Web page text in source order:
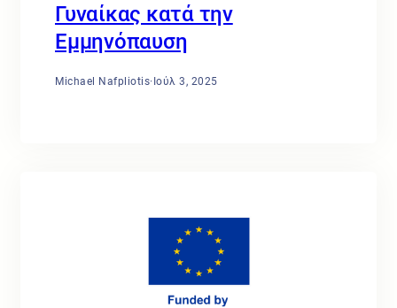
Γυναίκας κατά την
Εμμηνόπαυση
Michael Nafpliotis· Ιούλ 3, 2025